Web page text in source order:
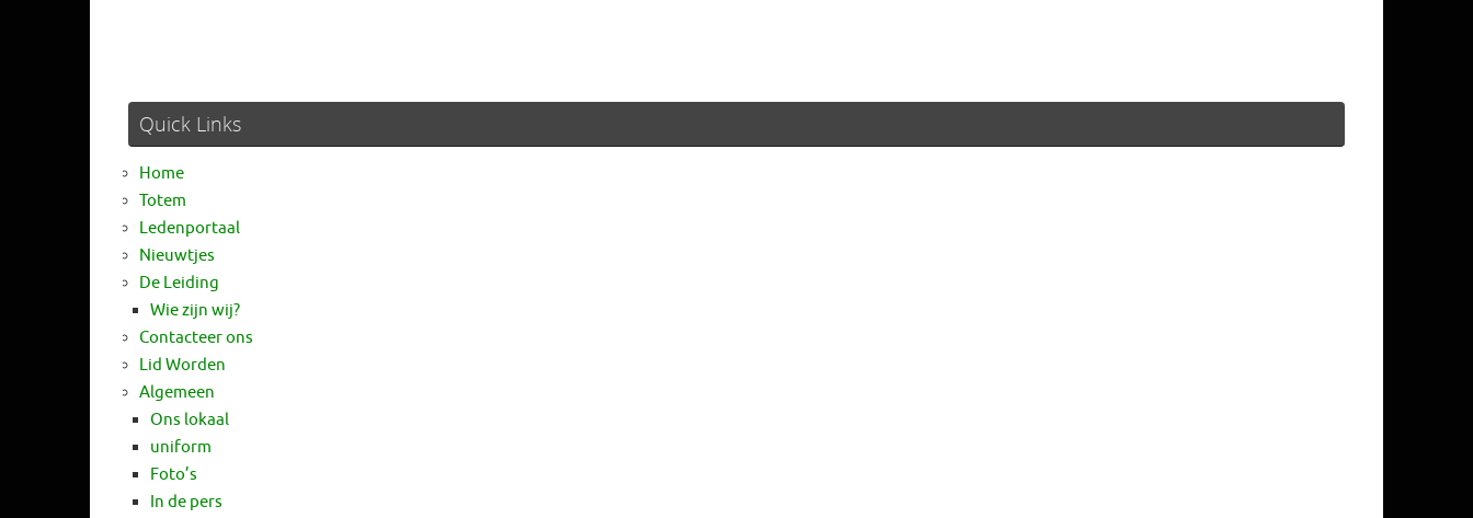
Quick Links
Home
Totem
Ledenportaal
Nieuwtjes
De Leiding
Wie zijn wij?
Contacteer ons
Lid Worden
Algemeen
Ons lokaal
uniform
Foto’s
In de pers